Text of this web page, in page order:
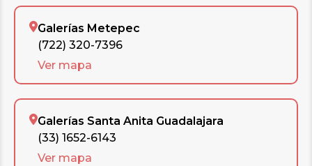
Galerías Metepec
(722) 320-7396
Ver mapa
Galerías Santa Anita Guadalajara
(33) 1652-6143
Ver mapa